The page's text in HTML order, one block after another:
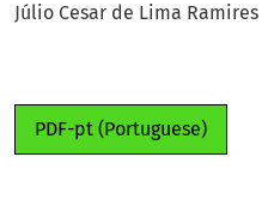
Júlio Cesar de Lima Ramires
PDF-pt (Portuguese)